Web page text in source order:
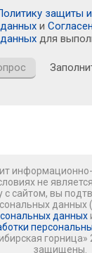
защиты
и
для
не
сайтом, вы
данных
данных
горница»
защищены.